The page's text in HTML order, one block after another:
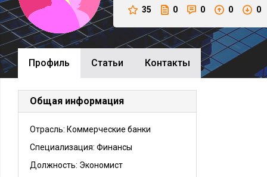
35 0 0 0 0
Профиль Cтатьи Контакты
Общая информация
Отрасль: Коммерческие банки
Специализация: Финансы
Должность: Экономист